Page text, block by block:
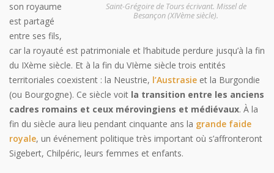
Saint-Grégoire de Tours écrivant. Missel de
Besançon (XIVème siècle).
son royaume
est partagé
entre ses fils,
car la royauté est patrimoniale et l’habitude perdure jusqu’à la fin
du IXème siècle. Et à la fin du VIème siècle trois entités
territoriales coexistent : la Neustrie, l’Austrasie et la Burgondie
(ou Bourgogne). Ce siècle voit la transition entre les anciens
cadres romains et ceux mérovingiens et médiévaux. À la
fin du siècle aura lieu pendant cinquante ans la grande faide
royale, un événement politique très important où s’affronteront
Sigebert, Chilpéric, leurs femmes et enfants.